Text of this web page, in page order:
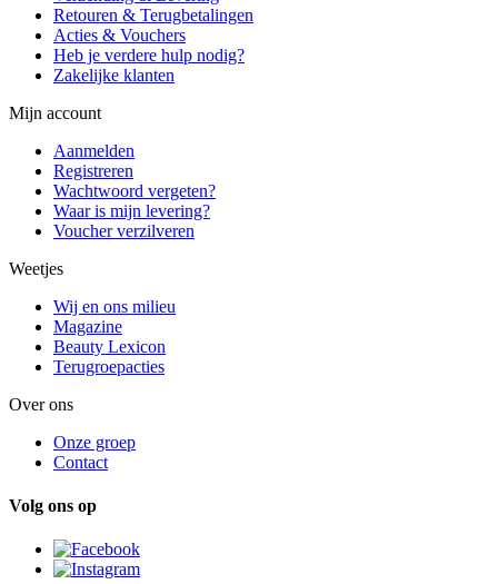
Retouren & Terugbetalingen
Acties & Vouchers
Heb je verdere hulp nodig?
Zakelijke klanten
Mijn account
Aanmelden
Registreren
Wachtwoord vergeten?
Waar is mijn levering?
Voucher verzilveren
Weetjes
Wij en ons milieu
Magazine
Beauty Lexicon
Terugroepacties
Over ons
Onze groep
Contact
Volg ons op